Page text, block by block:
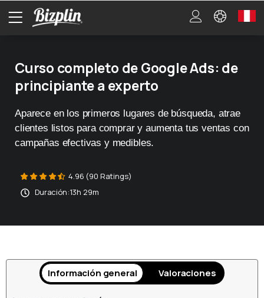
Curso completo de Google Ads: de
principiante a experto
Aparece en los primeros lugares de búsqueda, atrae
clientes listos para comprar y aumenta tus ventas con
campañas efectivas y medibles.
4.96 (90 Ratings)
Duración:13h 29m
Información general Valoraciones